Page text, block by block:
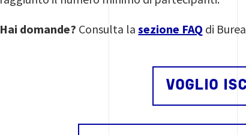
Hai domande? Consulta lasezione FAQ di
VOGLIO